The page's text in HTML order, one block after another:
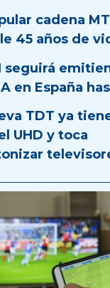
cadena
45 años de
seguirá
en España
TDT ya
UHD y toca